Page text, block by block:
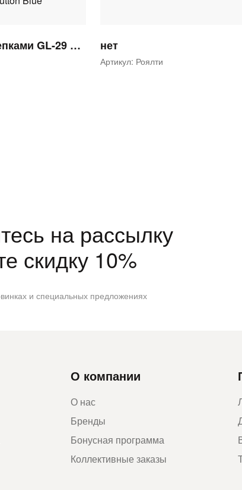
Вешалка с прищепками GL-29 с таргеткой Button Blue нет
Артикул: Роялти
на рассылку
скидку 10%
и специальных предложениях
О компании
О нас
Бренды
Бонусная программа
Коллективные заказы